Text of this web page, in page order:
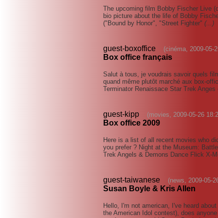
The upcoming film Bobby Fischer Live
bio picture about the life of Bobby
("Bound by Honor", "Street Fighter" (...)
guest-boxoffice (cinéma, 2009-05-
Box office français
Salut à tous, je voudrais savoir quels
quand même plutôt marché aux box-
Terminator Renaissace Star Trek
guest-kipp (movies, 2009-05-26
Box office 2009
Here is a list of all recent movies who
you prefer ? Night at the Museum:
Trek Angels & Demons Dance Flick X-
guest-taiwanese (news, 2009-05-
Susan Boyle & Kris Allen
Hello, I'm not american, I've heard
the American Idol contest), does